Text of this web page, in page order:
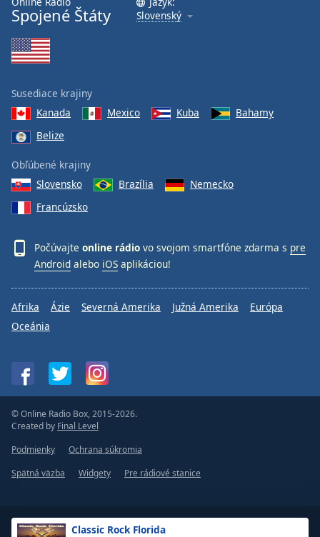
Classic Rock Florida
Spojené Štáty
Slovenský
Susediace krajiny
Kanada
Mexico Kuba
Bahamy
Belize
Obľúbené krajiny
Slovensko
Brazília
Nemecko
Francúzsko
Počúvajte online rádio vo svojom smartfóne zdarma s pre
Android alebo iOS aplikáciou!
Afrika Ázie Severná Amerika Južná Amerika
Európa
Oceánia
© Online Radio Box, 2015-2026.
Created by Final Level
Podmienky
Ochrana súkromia
Spätná väzba
Widgety Pre rádiové stanice